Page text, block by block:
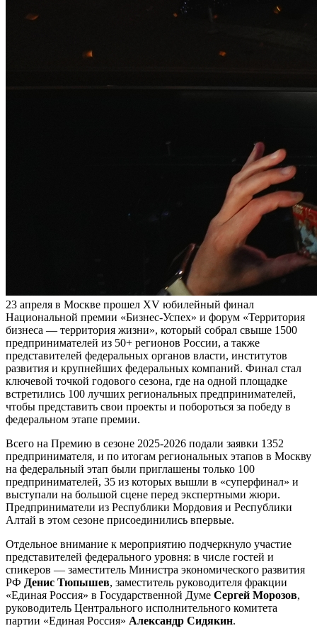
23 апреля в Москве прошел XV юбилейный финал
Национальной премии «Бизнес-Успех» и форум «Территория
бизнеса — территория жизни», который собрал свыше 1500
предпринимателей из 50+ регионов России, а также
представителей федеральных органов власти, институтов
развития и крупнейших федеральных компаний. Финал стал
ключевой точкой годового сезона, где на одной площадке
встретились 100 лучших региональных предпринимателей,
чтобы представить свои проекты и побороться за победу в
федеральном этапе премии.
Всего на Премию в сезоне 2025-2026 подали заявки 1352
предпринимателя, и по итогам региональных этапов в Москву
на федеральный этап были приглашены только 100
предпринимателей, 35 из которых вышли в «суперфинал» и
выступали на большой сцене перед экспертными жюри.
Предприниматели из Республики Мордовия и Республики
Алтай в этом сезоне присоединились впервые.
Отдельное внимание к мероприятию подчеркнуло участие
представителей федерального уровня: в числе гостей и
спикеров — заместитель Министра экономического развития
РФ Денис Тюпышев, заместитель руководителя фракции
«Единая Россия» в Государственной Думе Сергей Морозов,
руководитель Центрального исполнительного комитета
партии «Единая Россия» Александр Сидякин.